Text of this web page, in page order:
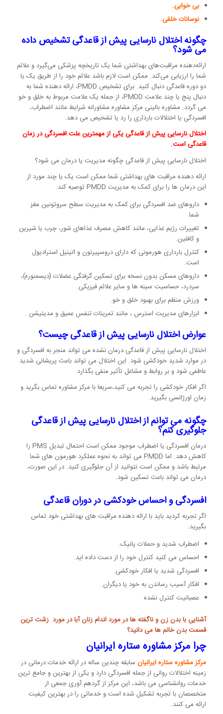
بی خوابی.
نوسانات خلقی.
چگونه اختلال نارسایی پیش از قاعدگی تشخیص داده
می شود؟
ارائه‌دهنده مراقبت‌های بهداشتی شما یک تاریخچه پزشکی می‌گیرد و علائم
شما را ارزیابی می‌کند. ممکن است لازم باشد علائم خود را از طریق یک یا
دو دوره قاعدگی دنبال کنید. برای تشخیص PMDD، ارائه دهنده شما به
دنبال پنج یا چند علامت PMDD، از جمله یک علامت مربوط به خلق و خو
می گردد. مشاوره بالینی مرکز مشاوره مشاورانه شرایط مانند اضطراب،
افسردگی یا اختلالات بارداری را رد یا تشخیص می دهد.
اختلال نارسایی پیش از قاعدگی یکی از مهمترین علت افسردگی در زمان
قاعدگی است.
اختلال نارسایی پیش از قاعدگی چگونه مدیریت یا درمان می شود؟
ارائه دهنده مراقبت های بهداشتی شما ممکن است یک یا چند مورد از
این درمان ها را برای کمک به مدیریت PMDD توصیه کند:
داروهای ضد افسردگی برای کمک به مدیریت سطح سروتونین مغز
شما.
تغییرات رژیم غذایی، مانند کاهش مصرف غذاهای شور، چرب یا شیرین
و کافئین.
کنترل بارداری هورمونی که دارای دروسپیرنون و اتینیل استرادیول
است.
داروهای مسکن بدون نسخه برای تسکین گرفتگی عضلات (دیسمنوره)،
سردرد، حساسیت سینه ها و سایر علائم فیزیکی.
ورزش منظم برای بهبود خلق و خو.
ابزارهای مدیریت استرس ، مانند تمرینات تنفس عمیق و مدیتیشن .
عوارض اختلال نارسایی پیش از قاعدگی چیست؟
اختلال نارسایی پیش از قاعدگی درمان نشده می تواند منجر به افسردگی و
در موارد شدید خودکشی شود. این اختلال می تواند باعث پریشانی شدید
عاطفی شود و بر روابط و مشاغل تأثیر منفی بگذارد.
اگر افکار خودکشی را تجربه می کنید،سریعا با مرکز مشاوره تماس بگرید و
زمان اورژانسی بگیرید.
چگونه می توانم از اختلال نارسایی پیش از قاعدگی
جلوگیری کنم؟
درمان افسردگی یا اضطراب موجود ممکن است احتمال تبدیل PMS را
کاهش دهد. اما PMDD می تواند به نحوه عملکرد هورمون های شما
مرتبط باشد و ممکن است نتوانید از آن جلوگیری کنید. در این صورت،
درمان می تواند باعث تسکین شود.
افسردگی و احساس خودکشی در دوران قاعدگی
اگر تجربه کردید باید با ارائه دهنده مراقبت های بهداشتی خود تماس
بگیرید:
اضطراب شدید و حملات پانیک.
احساس می کنید کنترل خود را از دست داده اید.
افسردگی شدید یا افکار خودکشی.
افکار آسیب رساندن به خود یا دیگران.
عصبانیت کنترل نشده
آشنایی با بدن زنو ناگفته ها در مورد اندام زنان آبا در مورد زشت ترین
قسمت بدن خانم هامی دانید؟
چرا مرکز مشاوره ستاره ایرانیان
مرکز مشاوره ستاره ایرانیان سابقه چندین ساله در ارائه خدمات درمانی در
زمینه اختلالات روانی از جمله افسردگی دارد و یکی از بهترین و جامع ترین
خدمات روانشناسی می باشد، این مرکز از گردهم آوری جمعی از
متخصصان با تجربه تشکیل شده است و خدماتی را در بهترین کیفیت
ارائه می کنند.